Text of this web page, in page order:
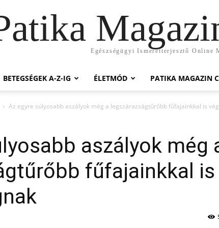
Egészségügyi Ismeretterjesztő Online
BETEGSÉGEK A-Z-IG ÉLETMÓD PATIKA MAGAZIN
Az egyre súlyosabb aszályok még a legszárazságtűrőbb fűfajainkkal is
aszályok még
fűfajainkkal is